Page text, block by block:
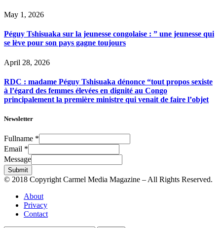
May 1, 2026
Péguy Tshisuaka sur la jeunesse congolaise : ” une jeunesse qui
se lève pour son pays gagne toujours
April 28, 2026
RDC : madame Péguy Tshisuaka dénonce “tout propos sexiste
à l’égard des femmes élevées en dignité au Congo
principalement la première ministre qui venait de faire l’objet
Newsletter
Fullname *
Email *
Message
Submit
© 2018 Copyright Carmel Media Magazine – All Rights Reserved.
About
Privacy
Contact